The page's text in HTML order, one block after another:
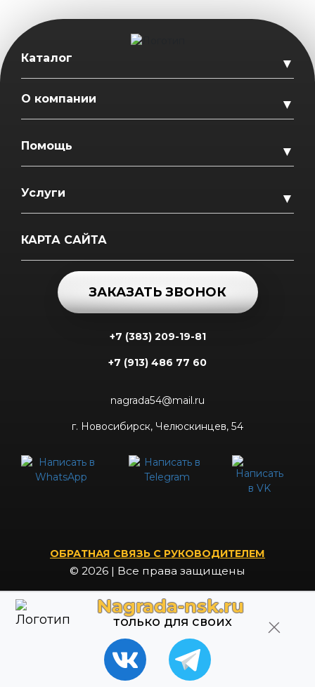
Каталог ▼
О компании ▼
Помощь ▼
Услуги ▼
КАРТА САЙТА
ЗАКАЗАТЬ ЗВОНОК
+7 (383) 209-19-81
+7 (913) 486 77 60
nagrada54@mail.ru
г. Новосибирск, Челюскинцев, 54
ОБРАТНАЯ СВЯЗЬ С РУКОВОДИТЕЛЕМ
© 2026 | Все права защищены
Nagrada-nsk.ru
только для своих